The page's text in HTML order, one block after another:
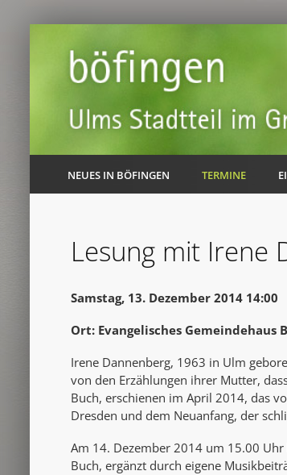
NEUES IN BÖFINGEN TERMINE
Lesung mit Irene
Samstag, 13. Dezember 2014 14:00
Ort: Evangelisches Gemeindehaus
Irene Dannenberg, 1963 in Ulm
von den Erzählungen ihrer Mutter,
Buch, erschienen im April 2014, das
Dresden und dem Neuanfang, der
Am 14. Dezember 2014 um 15.00
Buch, ergänzt durch eigene